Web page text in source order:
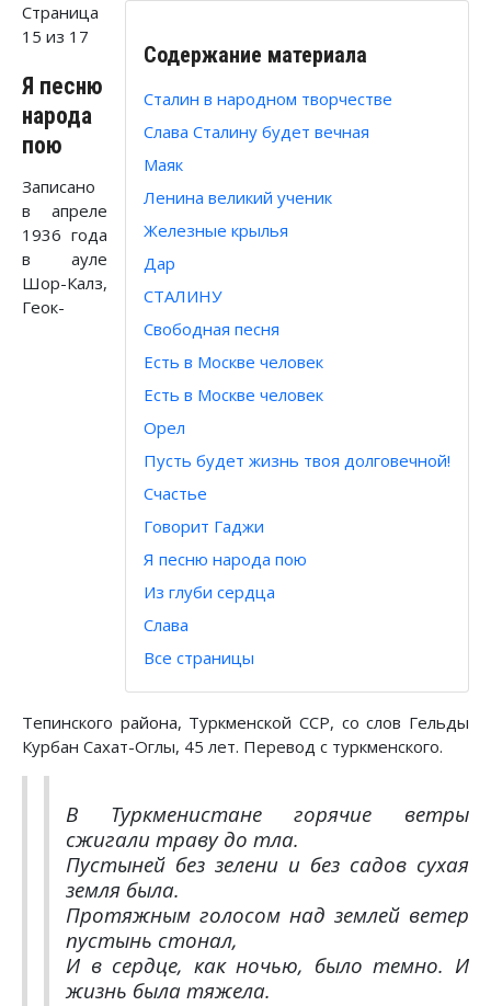
Содержание материала
Сталин в народном творчестве
Слава Сталину будет вечная
Маяк
Ленина великий ученик
Железные крылья
Дар
СТАЛИНУ
Свободная песня
Есть в Москве человек
Есть в Москве человек
Орел
Пусть будет жизнь твоя долговечной!
Счастье
Говорит Гаджи
Я песню народа пою
Из глуби сердца
Слава
Все страницы
Страница
15 из 17
Я песню
народа
пою
Записано
в апреле
1936 года
в ауле
Шор-Калз,
Геок-
Тепинского района, Туркменской ССР, со слов Гельды
Курбан Сахат-Оглы, 45 лет. Перевод с туркменского.
В Туркменистане горячие ветры
сжигали траву до тла.
Пустыней без зелени и без садов сухая
земля была.
Протяжным голосом над землей ветер
пустынь стонал,
И в сердце, как ночью, было темно. И
жизнь была тяжела.